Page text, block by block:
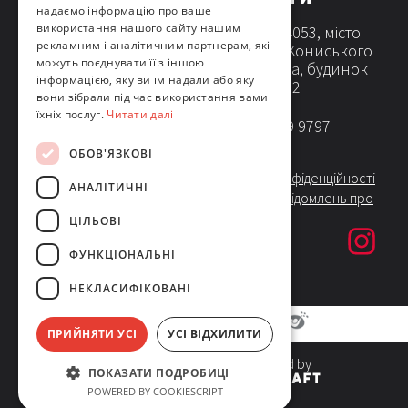
Горох
Кукурудза на зерно
Кукурудза на силос
Пшениця
Соняшник
Ячмінь
Україна, 04053, місто
Київ, вул. Кониського
Олександра, будинок
55, поверх 2
+380 44 339 9797
Політика конфіденційності
Система повідомлень про
© 2025 Limagrain.
All rights reserved
developed by
надаємо інформацію про ваше
використання нашого сайту нашим
рекламним і аналітичним партнерам, які
можуть поєднувати її з іншою
інформацією, яку ви їм надали або яку
вони зібрали під час використання вами
їхніх послуг. Читати далі
ОБОВ'ЯЗКОВІ
АНАЛІТИЧНІ
ЦІЛЬОВІ
ФУНКЦІОНАЛЬНІ
НЕКЛАСИФІКОВАНІ
ПРИЙНЯТИ УСІ УСІ ВІДХИЛИТИ
ПОКАЗАТИ ПОДРОБИЦІ
POWERED BY COOKIESCRIPT